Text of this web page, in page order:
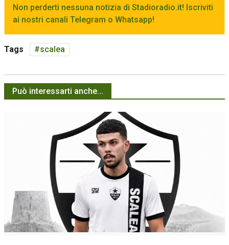
Non perderti nessuna notizia di Stadioradio.it! Iscriviti
ai nostri canali Telegram o Whatsapp!
Tags scalea
Può interessarti anche...